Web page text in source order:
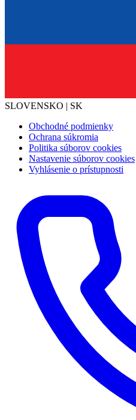
SLOVENSKO | SK
Obchodné podmienky
Ochrana súkromia
Politika súborov cookies
Nastavenie súborov cookies
Vyhlásenie o prístupnosti